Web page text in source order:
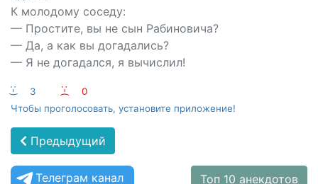
К молодому соседу:
— Простите, вы не сын Рабиновича?
— Да, а как вы догадались?
— Я не догадался, я вычислил!
:-) 3 :-(
0
Чтобы проголосовать, установите приложение!
Предыдущий
Телеграм канал Топ 10 анекдотов